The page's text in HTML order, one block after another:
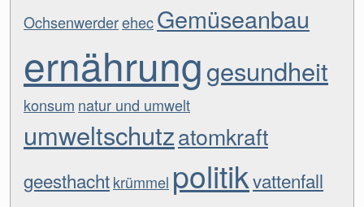
OchsenwerderehecGemüseanbau
ernährunggesundheit
konsum natur und umwelt
umweltschutzatomkraft
geesthachtkrümmel politikvattenfall